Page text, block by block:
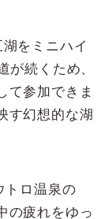
をミニハイ
続くため、
て参加できま
す幻想的な湖
トロ温泉の
の疲れをゆっ